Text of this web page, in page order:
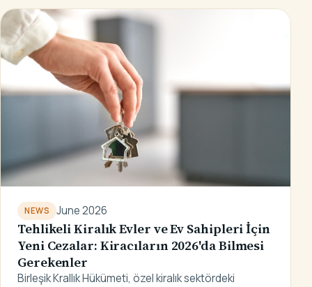
NEWS June 2026
Tehlikeli Kiralık Evler ve Ev Sahipleri İçin
Yeni Cezalar: Kiracıların 2026'da Bilmesi
Gerekenler
Birleşik Krallık Hükümeti, özel kiralık sektördeki